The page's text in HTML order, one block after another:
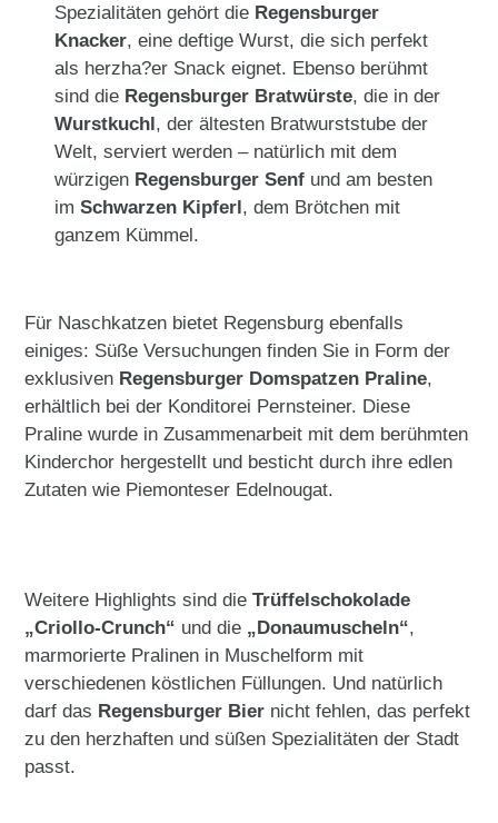
Spezialitäten gehört die Regensburger
Knacker, eine deftige Wurst, die sich perfekt
als herzha?er Snack eignet. Ebenso berühmt
sind die Regensburger Bratwürste, die in der
Wurstkuchl, der ältesten Bratwurststube der
Welt, serviert werden – natürlich mit dem
würzigenRegensburger Senfund am besten
im Schwarzen Kipferl, dem Brötchen mit
ganzem Kümmel.
Für Naschkatzen bietet Regensburg ebenfalls
einiges: Süße Versuchungen finden Sie in Form der
exklusiven Regensburger Domspatzen Praline,
erhältlich bei der Konditorei Pernsteiner. Diese
Praline wurde in Zusammenarbeit mit dem berühmten
Kinderchor hergestellt und besticht durch ihre edlen
Zutaten wie Piemonteser Edelnougat.
Weitere Highlights sind die Trüffelschokolade
„Criollo-Crunch“ und die „Donaumuscheln“,
marmorierte Pralinen in Muschelform mit
verschiedenen köstlichen Füllungen. Und natürlich
darf das Regensburger Bier nicht fehlen, das perfekt
zu den herzhaften und süßen Spezialitäten der Stadt
passt.